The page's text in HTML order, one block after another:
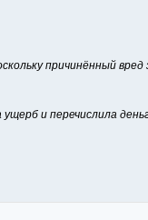
причинённый вред
и перечислила